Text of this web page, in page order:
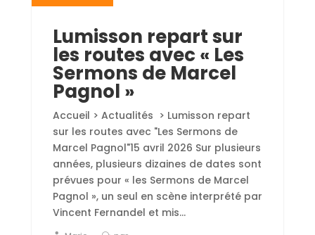
Lumisson repart sur
les routes avec « Les
Sermons de Marcel
Pagnol »
Accueil > Actualités > Lumisson repart
sur les routes avec "Les Sermons de
Marcel Pagnol"15 avril 2026 Sur plusieurs
années, plusieurs dizaines de dates sont
prévues pour « les Sermons de Marcel
Pagnol », un seul en scène interprété par
Vincent Fernandel et mis...